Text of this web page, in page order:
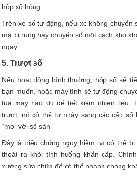
hộp số hỏng.
Trên xe số tự động, nếu xe không
mà bị rung hay chuyển số một cách khó
ngay.
5. Trượt số
Nếu hoạt động bình thường, hộp số sẽ
bạn muốn, hoặc máy tính sẽ tự động
tua máy nào đó để tiết kiệm nhiên liệu.
trượt, nó có thể tự nhảy sang các cấp số
“mo” với số sàn.
Đây là triệu chứng nguy hiểm, vì có thể bị
thoát ra khỏi tình huống khẩn cấp.
xưởng sửa chữa để có thể nhanh chóng